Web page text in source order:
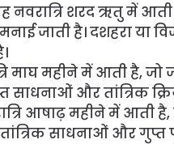
नवरात्रि शरद ऋतु में
जाती है। दशहरा या
माघ महीने में आती है, जो
साधनाओं और तांत्रिक
आषाढ़ महीने में आती
साधनाओं और गुप्त